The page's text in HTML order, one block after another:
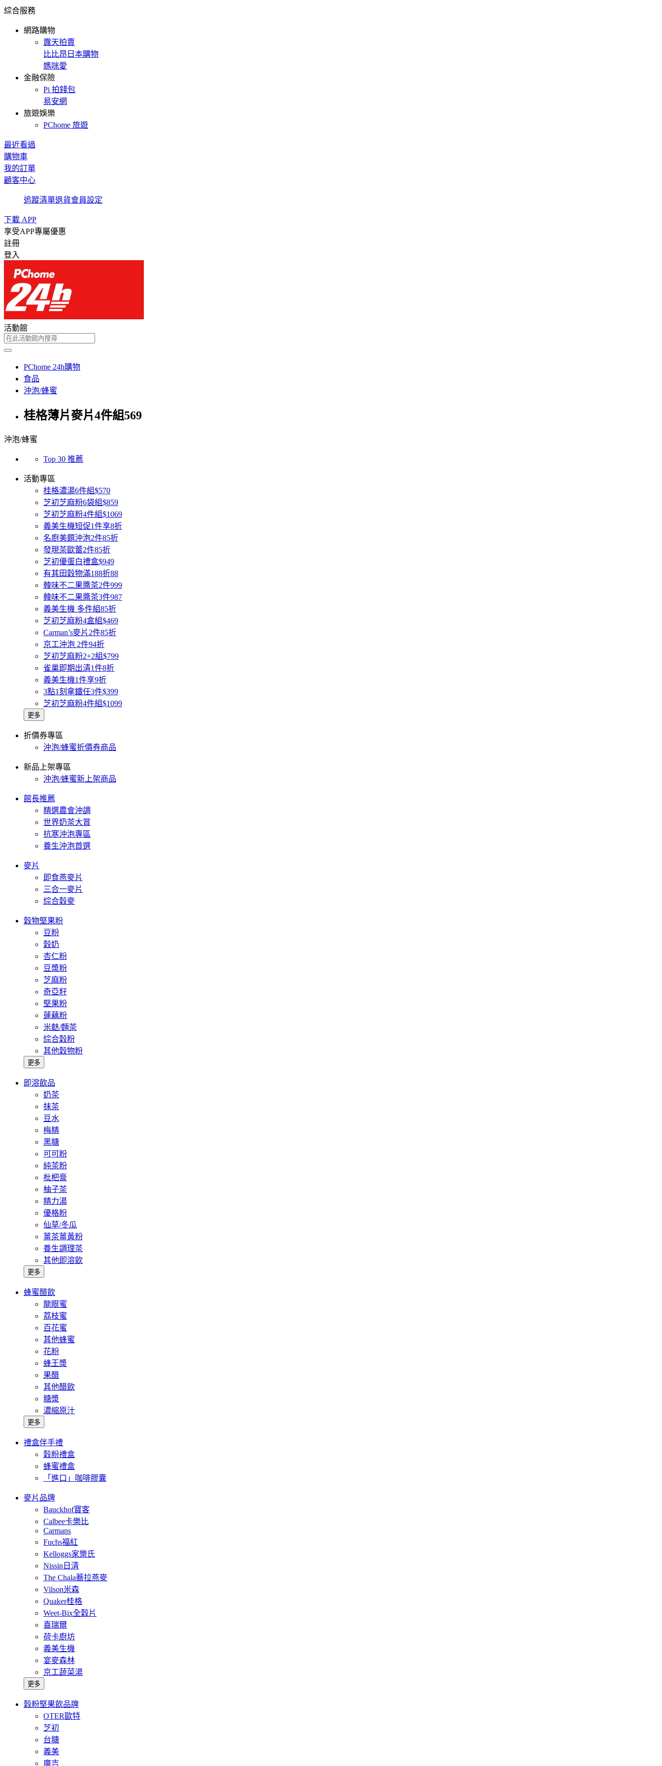
綜合服務
網路購物
露天拍賣
比比昂日本購物
媽咪愛
金融保險
Pi 拍錢包
易安網
旅遊娛樂
PChome 旅遊
最近看過
購物車
我的訂單
顧客中心
追蹤清單退貨會員設定
下載 APP
享受APP專屬優惠
註冊
登入
活動館
PChome 24h購物
食品
沖泡/蜂蜜
桂格薄片麥片4件組569
沖泡/蜂蜜
Top 30 推薦
活動專區
桂格濃湯6件組$570
芝初芝麻粉6袋組$859
芝初芝麻粉4件組$1069
義美生機短促1件享8折
名廚美饌沖泡2件85折
發現茶歐蕾2件85折
芝初優蛋白禮盒$949
有其田穀物滿188折88
韓味不二果醬茶2件999
韓味不二果醬茶3件987
義美生機 多件組85折
芝初芝麻粉4盒組$469
Carman’s麥片2件85折
京工沖泡 2件94折
芝初芝麻粉2+2組$799
雀巢即期出清1件8折
義美生機1件享9折
3點1刻拿鐵任3件$399
芝初芝麻粉4件組$1099
更多
折價券專區
沖泡/蜂蜜折價券商品
新品上架專區
沖泡/蜂蜜新上架商品
館長推薦
精選農會沖調
世界奶茶大賞
抗寒沖泡專區
養生沖泡首選
麥片
即食燕麥片
三合一麥片
綜合穀麥
穀物堅果粉
豆粉
穀奶
杏仁粉
豆漿粉
芝麻粉
奇亞籽
堅果粉
蓮藕粉
米麩/麵茶
綜合穀粉
其他穀物粉
更多
即溶飲品
奶茶
抹茶
豆水
梅精
黑糖
可可粉
純茶粉
枇杷膏
柚子茶
精力湯
優格粉
仙草/冬瓜
薑茶薑黃粉
養生調理茶
其他即溶飲
更多
蜂蜜醋飲
龍眼蜜
荔枝蜜
百花蜜
其他蜂蜜
花粉
蜂王漿
果醋
其他醋飲
糖漿
濃縮原汁
更多
禮盒伴手禮
穀粉禮盒
蜂蜜禮盒
「進口」咖啡膠囊
麥片品牌
Bauckhof寶客
Calbee卡樂比
Carmans
Fuchs福紅
Kelloggs家樂氏
Nissin日清
The Chala蕎拉燕麥
Vilson米森
Quaker桂格
Weet-Bix全穀片
喜瑞爾
荷卡廚坊
義美生機
宴麥森林
京工蔬菜湯
更多
穀粉堅果飲品牌
OTER歐特
芝初
台糖
義美
廣吉